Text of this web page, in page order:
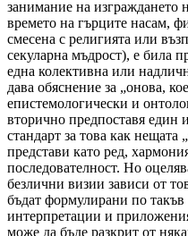
занимание на
времето на гърците насам,
смесена с религията или
секуларна мъдрост), е била
една колективна или
дава обяснение за „онова,
епистемологически и
вторично предпоставя
стандарт за това как нещата
представи като ред,
последователност. Но
безлични визии зависи от
бъдат формулирани по
интерпретации и
може да бъде разкрит от